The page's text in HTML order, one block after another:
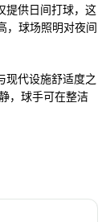
提供日间打球，这
，球场照明对夜间
现代设施舒适度之
，球手可在整洁